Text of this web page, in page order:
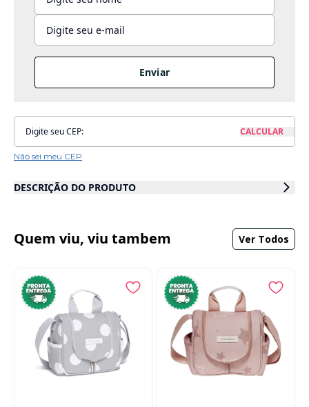
Enviar
Não sei meu CEP
DESCRIÇÃO DO PRODUTO
introdução alimentar. Moderna, funcional e com o toque delicado da linha
Safari Masterbag Baby, ela é perfeita para levar tudo o que o bebê
Com dois compartimentos independentes, a frasqueira oferece
organização inteligente: o primeiro é ideal para trocas de fraldas e
roupinhas, enquanto o segundo conta com revestimento térmico, que
mantém os alimentos quentes por até 1 hora e os frios por até 3 horas.
Feita em poliéster dublado com algodão, a parte externa é resistente e
elegante, enquanto o forro em PVC emborrachado facilita a limpeza.
Possui alça tiracolo ajustável, alça de mão e acompanha porta-chupeta,
garantindo conforto e praticidade no dia a dia.
Quem viu, viu tambem Ver Todos